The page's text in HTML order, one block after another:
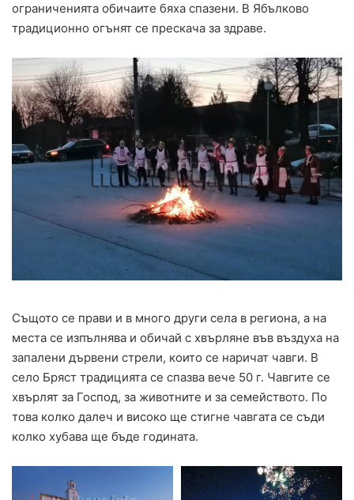
ограниченията обичаите бяха спазени. В Ябълково
традиционно огънят се прескача за здраве.
Същото се прави и в много други села в региона, а на
места се изпълнява и обичай с хвърляне във въздуха на
запалени дървени стрели, които се наричат чавги. В
село Бряст традицията се спазва вече 50 г. Чавгите се
хвърлят за Господ, за животните и за семейството. По
това колко далеч и високо ще стигне чавгата се съди
колко хубава ще бъде годината.